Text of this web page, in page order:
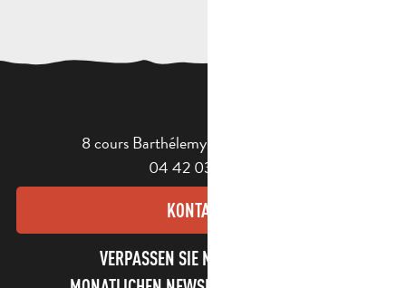
8 cours Barthélemy - 13400 Aubagne
04 42 03 49 98
KONTAKT
VERPASSEN SIE NICHT UNSEREN